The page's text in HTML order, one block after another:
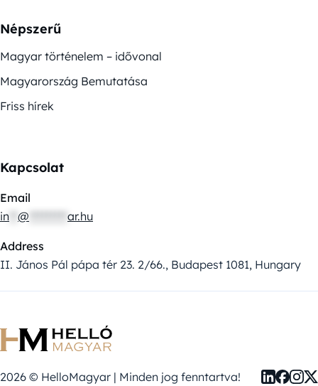
Népszerű
Magyar történelem – idővonal
Magyarország Bemutatása
Friss hírek
Kapcsolat
Email
in @ ar.hu
Address
II. János Pál pápa tér 23. 2/66., Budapest 1081, Hungary
2026 © HelloMagyar | Minden jog fenntartva!